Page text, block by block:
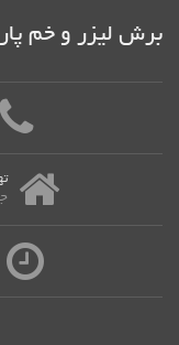
برش لیزر و خم